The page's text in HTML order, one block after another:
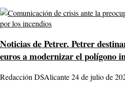
Noticias de Petrer. Petrer
euros a modernizar el polígono
Redacción DSAlicante24 de julio de